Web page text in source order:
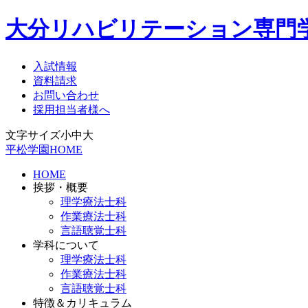
大分リハビリテーション専門
入試情報
資料請求
お問い合わせ
採用担当者様へ
文字サイズ小中大
平松学園HOME
HOME
挨拶・概要
理学療法士科
作業療法士科
言語聴覚士科
学科について
理学療法士科
作業療法士科
言語聴覚士科
特徴＆カリキュラム